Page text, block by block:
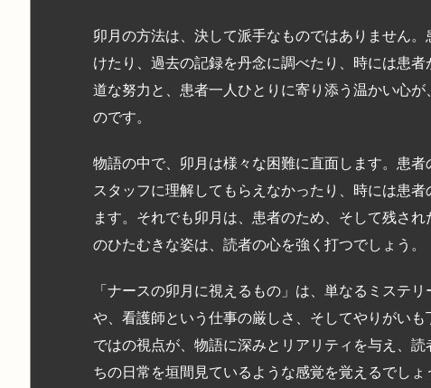
卯月の方法は、決して派手なものではありません
けたり、過去の記録を丹念に調べたり、時には患
道な努力と、患者一人ひとりに寄り添う温かい心
のです。
物語の中で、卯月は様々な困難に直面します。患
スタッフに理解してもらえなかったり、時には患
ます。それでも卯月は、患者のため、そして残さ
のひたむきな姿は、読者の心を強く打つでしょう。
「ナースの卯月に視えるもの」は、単なるミステ
や、看護師という仕事の厳しさ、そしてやりがい
ではの視点が、物語に深みとリアリティを与え、
ちの日常を垣間見ているような感覚を覚えるでしょ